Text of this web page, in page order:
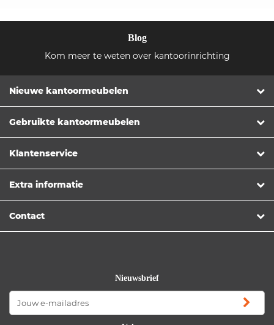
Blog
Kom meer te weten over kantoorinrichting
Nieuwe kantoormeubelen
Gebruikte kantoormeubelen
Klantenservice
Extra informatie
Contact
Nieuwsbrief